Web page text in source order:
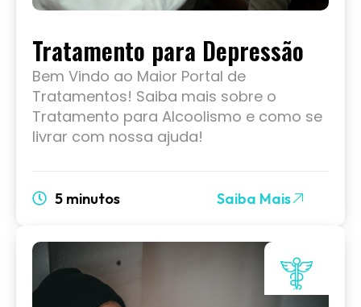
Tratamento para Depressão
Bem Vindo ao Maior Portal de
Tratamentos! Saiba mais sobre o
Tratamento para Alcoolismo e como se
livrar com nossa ajuda!
5 minutos Saiba Mais